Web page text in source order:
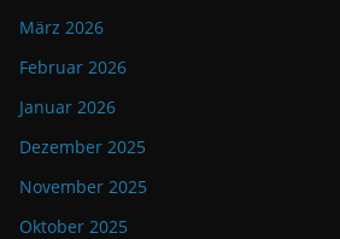
März 2026
Februar 2026
Januar 2026
Dezember 2025
November 2025
Oktober 2025